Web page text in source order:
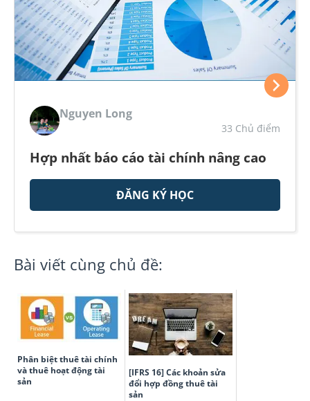
Nguyen Long
33 Chủ điểm
Hợp nhất báo cáo tài chính nâng cao
ĐĂNG KÝ HỌC
Bài viết cùng chủ đề:
Phân biệt thuê tài chính
và thuê hoạt động tài
sản
[IFRS 16] Các khoản sửa
đổi hợp đồng thuê tài
sản